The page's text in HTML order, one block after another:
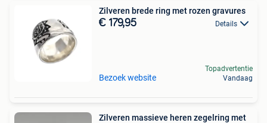
Zilveren brede ring met rozen gravures
€ 179,95 Details
Bezoek website
Topadvertentie
Vandaag
Zilveren massieve heren zegelring met